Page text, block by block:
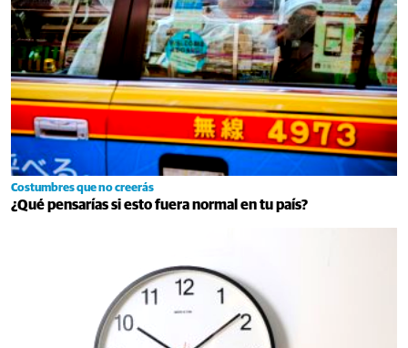
Costumbres que no creerás
¿Qué pensarías si esto fuera normal en tu país?